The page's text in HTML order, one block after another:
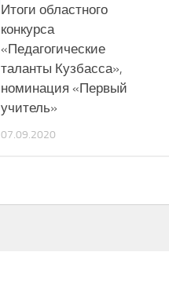
Итоги областного
конкурса
«Педагогические
таланты Кузбасса»,
номинация «Первый
учитель»
07.09.2020